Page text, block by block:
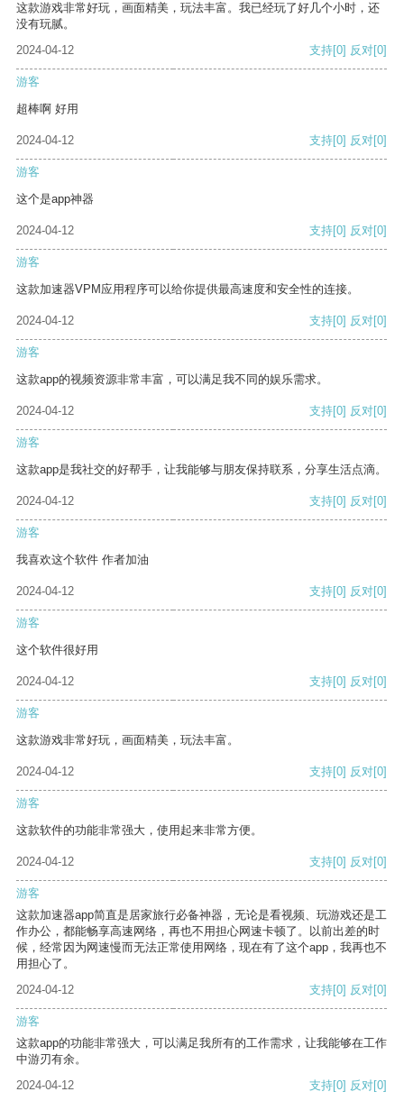
这款游戏非常好玩，画面精美，玩法丰富。我已经玩了好几个小时，还
没有玩腻。
2024-04-12
支持[0] 反对[0]
游客
超棒啊 好用
2024-04-12 支持[0] 反对[0]
游客
这个是app神器
2024-04-12 支持[0] 反对[0]
游客
这款加速器VPM应用程序可以给你提供最高速度和安全性的连接。
2024-04-12 支持[0] 反对[0]
游客
这款app的视频资源非常丰富，可以满足我不同的娱乐需求。
2024-04-12 支持[0] 反对[0]
游客
这款app是我社交的好帮手，让我能够与朋友保持联系，分享生活点滴。
2024-04-12 支持[0] 反对[0]
游客
我喜欢这个软件 作者加油
2024-04-12 支持[0] 反对[0]
游客
这个软件很好用
2024-04-12 支持[0] 反对[0]
游客
这款游戏非常好玩，画面精美，玩法丰富。
2024-04-12 支持[0] 反对[0]
游客
这款软件的功能非常强大，使用起来非常方便。
2024-04-12 支持[0] 反对[0]
游客
这款加速器app简直是居家旅行必备神器，无论是看视频、玩游戏还是工
作办公，都能畅享高速网络，再也不用担心网速卡顿了。以前出差的时
候，经常因为网速慢而无法正常使用网络，现在有了这个app，我再也不
用担心了。
2024-04-12
支持[0] 反对[0]
游客
这款app的功能非常强大，可以满足我所有的工作需求，让我能够在工作
中游刃有余。
2024-04-12
支持[0] 反对[0]